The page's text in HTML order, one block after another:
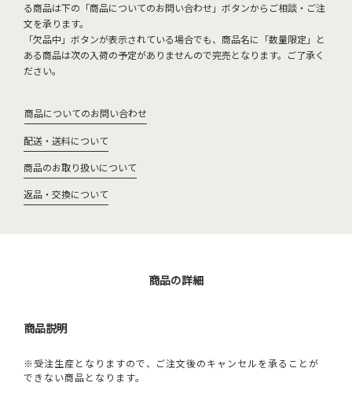
る商品は下の「商品についてのお問い合わせ」ボタンからご相談・ご注
文を承ります。
「欠品中」ボタンが表示されている場合でも、商品名に「数量限定」と
ある商品は次の入荷の予定がありませんので完売となります。ご了承く
ださい。
商品についてのお問い合わせ
配送・送料について
商品のお取り扱いについて
返品・交換について
商品の詳細
商品説明
※受注生産となりますので、ご注文後のキャンセルを承ることが
できない商品となります。